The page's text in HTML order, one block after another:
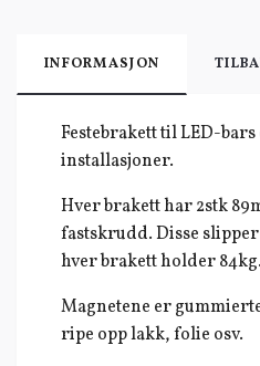
INFORMASJON
Festebrakett til LED-
installasjoner.
Hver brakett har 2stk
fastskrudd. Disse slipper
hver brakett holder 84kg.
Magnetene er
ripe opp lakk, folie osv.